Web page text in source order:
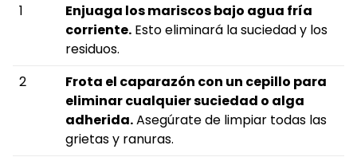
1
Enjuaga los mariscos bajo agua fría
corriente. Esto eliminará la suciedad y los
residuos.
2
Frota el caparazón con un cepillo para
eliminar cualquier suciedad o alga
adherida.Asegúrate de limpiar todas las
grietas y ranuras.